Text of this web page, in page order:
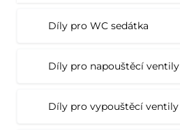
Díly pro WC sedátka
Díly pro napouštěcí ventily
Díly pro vypouštěcí ventily